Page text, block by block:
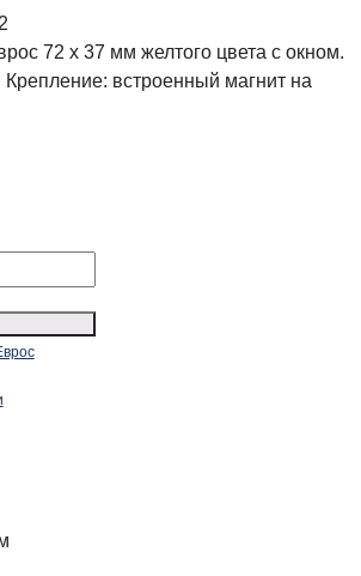
72 x 37 мм желтого цвета с окном.
встроенный магнит на